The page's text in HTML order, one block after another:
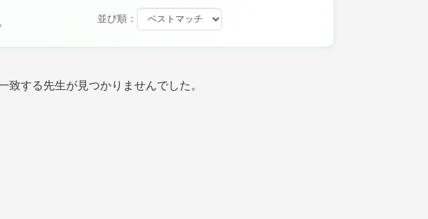
並び順：
致する先生が見つかりませんでした。